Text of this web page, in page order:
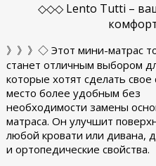
◇◇◇ Lento Tutti –
》》》◇ Этот мини-матрас
станет отличным выбором
которые хотят сделать свое
место более удобным без
необходимости замены
матраса. Он улучшит
любой кровати или дивана,
и ортопедические свойства.